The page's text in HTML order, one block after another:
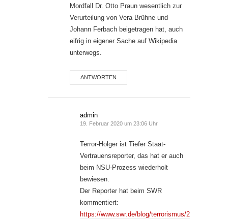
Mordfall Dr. Otto Praun wesentlich zur
Verurteilung von Vera Brühne und
Johann Ferbach beigetragen hat, auch
eifrig in eigener Sache auf Wikipedia
unterwegs.
ANTWORTEN
admin
19. Februar 2020 um 23:06 Uhr
Terror-Holger ist Tiefer Staat-
Vertrauensreporter, das hat er auch
beim NSU-Prozess wiederholt
bewiesen.
Der Reporter hat beim SWR
kommentiert:
https://www.swr.de/blog/terrorismus/2